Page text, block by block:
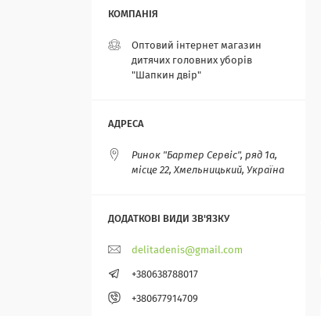
Оптовий інтернет магазин
дитячих головних уборів
"Шапкин двір"
Ринок "Бартер Сервіс", ряд 1а,
місце 22, Хмельницький, Україна
delitadenis@gmail.com
+380638788017
+380677914709